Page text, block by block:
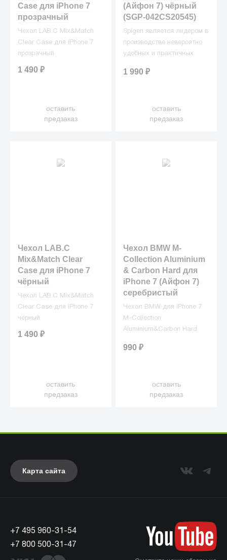
Case для iPhone 7
прозрачный
Чехол LAB.C Mix&Match
Clear Case для iPhone 7
прозрачный
1 490₽
оставить
предзаказ
(Айфон 7) чёрный
(SGP-042CS20545)
Spigen является лидером в
производстве невероятно
удобных и практичных
моделей современных
предлагает
высококачественную
1 990₽
оставить
предзаказ
Чехол LAB.C
Mix&Match Clear
Case для iPhone 7
чёрный
Чехол LAB.C Mix&Match
Clear Case для iPhone 7
чёрный
1 490₽
оставить
предзаказ
Чехол BMW M-
Collection Aluminium
& Carbon Hard для
iPhone 7 (Айфон 7)
серебристый
Чехол BMW для iPhone 7
M-Collection
Aluminium&Carbon Hard
990₽
оставить
предзаказ
Карта сайта
+7 495 960-31-54
+7 800 500-31-47